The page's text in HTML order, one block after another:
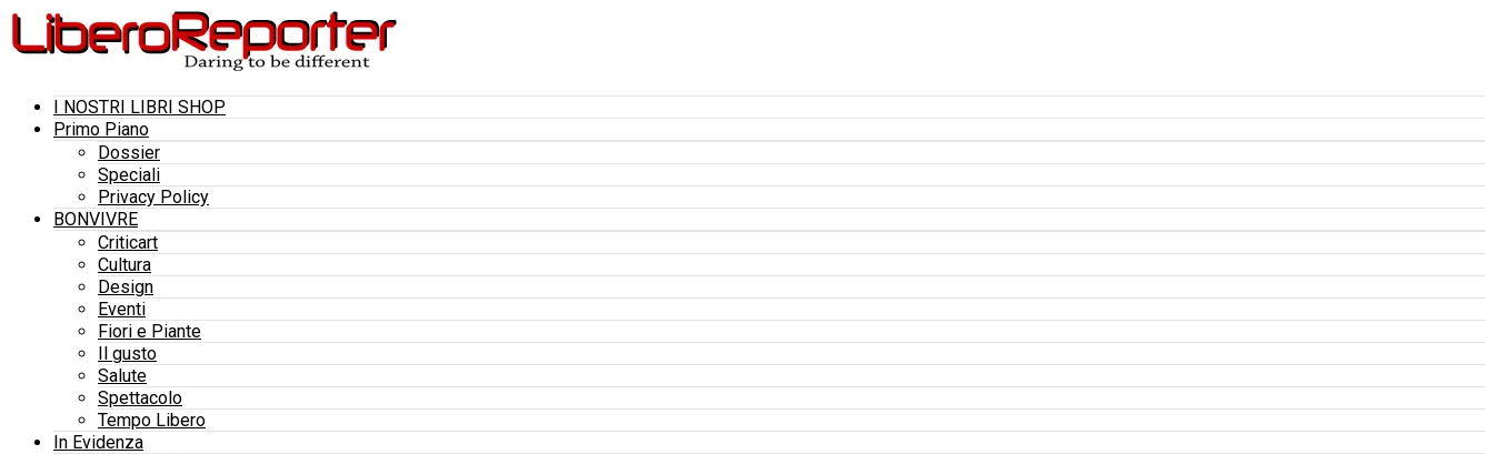
I NOSTRI LIBRI SHOP
Primo Piano
Dossier
Speciali
Privacy Policy
BONVIVRE
Criticart
Cultura
Design
Eventi
Fiori e Piante
Il gusto
Salute
Spettacolo
Tempo Libero
In Evidenza